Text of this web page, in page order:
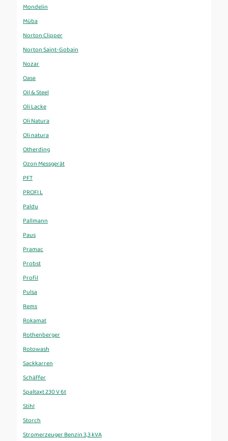
Mondelin
Müba
Norton Clipper
Norton Saint-Gobain
Nozar
Oase
Oil & Steel
Oli Lacke
Oli Natura
Oli natura
Otherding
Ozon Messgerät
PFT
PROFI L
Paldu
Pallmann
Paus
Pramac
Probst
Profil
Pulsa
Rems
Rokamat
Rothenberger
Rotowash
Sackkarren
Schäffer
Spaltaxt 230 V 6t
Stihl
Storch
Stromerzeuger Benzin 3,3 kVA